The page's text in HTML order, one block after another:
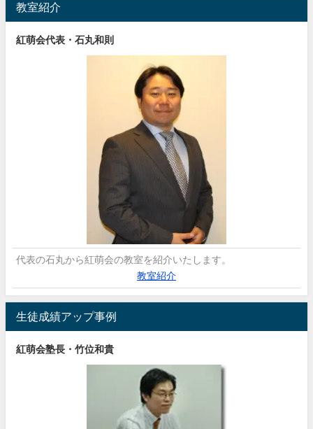
教室紹介
紅萌会代表・石丸和則
代表の石丸から紅萌会の教室を紹介いたします。
教室紹介
生徒成績アップ事例
紅萌会塾長・竹位和貴